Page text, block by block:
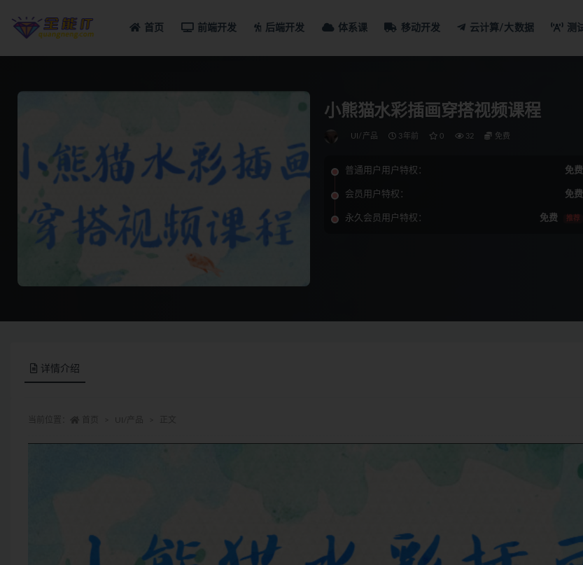
首页 前端开发 后端开发 体系课 移动开发 云计算/大数据 测
小熊猫水彩插画穿搭视频课程
UI/产品 3年前 0 32 免费
普通用户用户特权： 免费
会员用户特权： 免费
永久会员用户特权： 免费 推荐
详情介绍